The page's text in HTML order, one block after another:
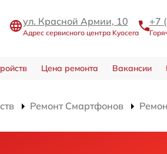
ул. Красной Армии, 10
Адрес сервисного центра Kyocera
+7
Цена ремонта Вакансии
Ремонт Смартфонов